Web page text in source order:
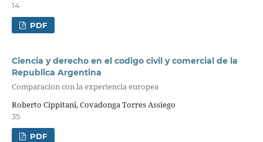
14
PDF
Ciencia y derecho en el codigo civil y comercial de la
Republica Argentina
Comparacion con la experiencia europea
Roberto Cippitani, Covadonga Torres Assiego
35
PDF